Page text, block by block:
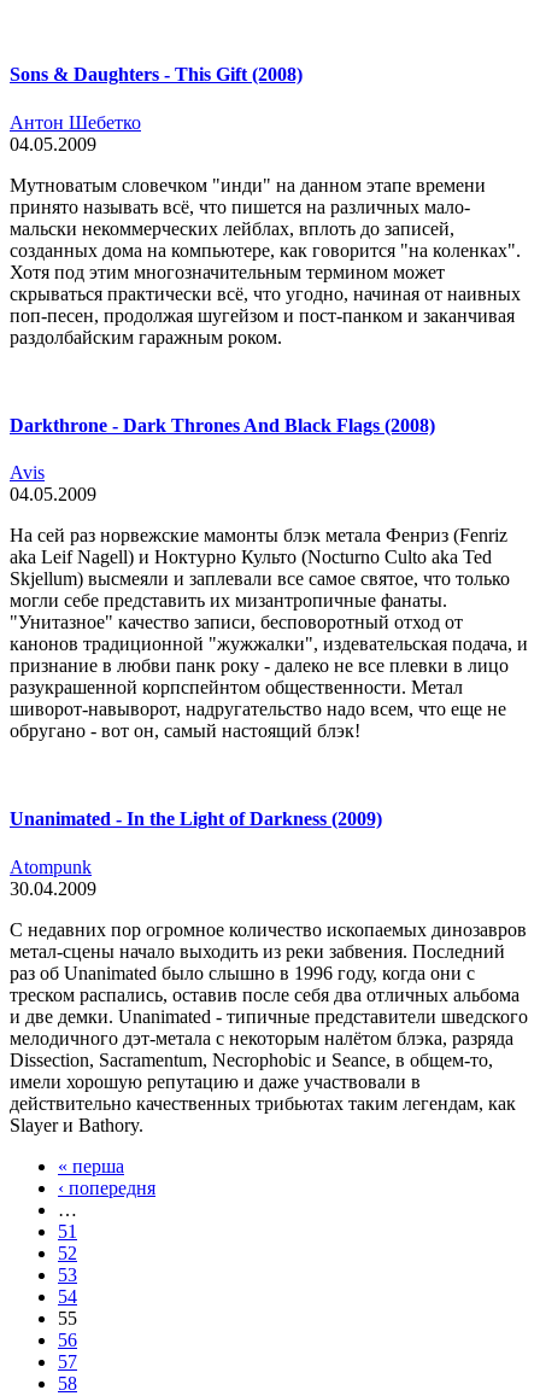
Sons & Daughters - This Gift (2008)
Антон Шебетко
04.05.2009
Мутноватым словечком "инди" на данном этапе времени
принято называть всё, что пишется на различных мало-
мальски некоммерческих лейблах, вплоть до записей,
созданных дома на компьютере, как говорится "на коленках".
Хотя под этим многозначительным термином может
скрываться практически всё, что угодно, начиная от наивных
поп-песен, продолжая шугейзом и пост-панком и заканчивая
раздолбайским гаражным роком.
Darkthrone - Dark Thrones And Black Flags (2008)
Avis
04.05.2009
На сей раз норвежские мамонты блэк метала Фенриз (Fenriz
aka Leif Nagell) и Ноктурно Культо (Nocturno Culto aka Ted
Skjellum) высмеяли и заплевали все самое святое, что только
могли себе представить их мизантропичные фанаты.
"Унитазное" качество записи, бесповоротный отход от
канонов традиционной "жужжалки", издевательская подача, и
признание в любви панк року - далеко не все плевки в лицо
разукрашенной корпспейнтом общественности. Метал
шиворот-навыворот, надругательство надо всем, что еще не
обругано - вот он, самый настоящий блэк!
Unanimated - In the Light of Darkness (2009)
Atompunk
30.04.2009
С недавних пор огромное количество ископаемых динозавров
метал-сцены начало выходить из реки забвения. Последний
раз об Unanimated было слышно в 1996 году, когда они с
треском распались, оставив после себя два отличных альбома
и две демки. Unanimated - типичные представители шведского
мелодичного дэт-метала с некоторым налётом блэка, разряда
Dissection, Sacramentum, Necrophobic и Seance, в общем-то,
имели хорошую репутацию и даже участвовали в
действительно качественных трибьютах таким легендам, как
Slayer и Bathory.
« перша
‹ попередня
…
51
52
53
54
55
56
57
58